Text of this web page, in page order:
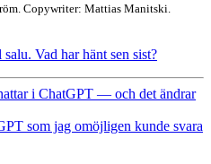
Copywriter: Mattias Manitski.
Vad har hänt sen sist?
i ChatGPT — och det ändrar
som jag omöjligen kunde svara